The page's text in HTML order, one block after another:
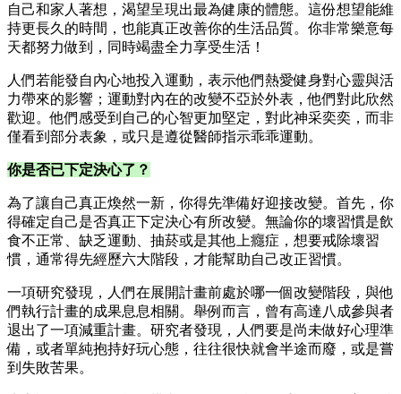
自己和家人著想，渴望呈現出最為健康的體態。這份想望能維
持更長久的時間，也能真正改善你的生活品質。你非常樂意每
天都努力做到，同時竭盡全力享受生活！
人們若能發自內心地投入運動，表示他們熱愛健身對心靈與活
力帶來的影響；運動對內在的改變不亞於外表，他們對此欣然
歡迎。他們感受到自己的心智更加堅定，對此神采奕奕，而非
僅看到部分表象，或只是遵從醫師指示乖乖運動。
你是否已下定決心了？
為了讓自己真正煥然一新，你得先準備好迎接改變。首先，你
得確定自己是否真正下定決心有所改變。無論你的壞習慣是飲
食不正常、缺乏運動、抽菸或是其他上癮症，想要戒除壞習
慣，通常得先經歷六大階段，才能幫助自己改正習慣。
一項研究發現，人們在展開計畫前處於哪一個改變階段，與他
們執行計畫的成果息息相關。舉例而言，曾有高達八成參與者
退出了一項減重計畫。研究者發現，人們要是尚未做好心理準
備，或者單純抱持好玩心態，往往很快就會半途而廢，或是嘗
到失敗苦果。